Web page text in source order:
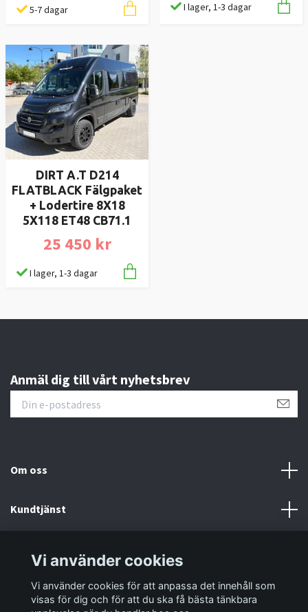
5-7 dagar I lager, 1-3 dagar
DIRT A.T D214
FLATBLACK Fälgpaket
+ Lodertire 8X18
5X118 ET48 CB71.1
25 450 kr
I lager, 1-3 dagar
Anmäl dig till vårt nyhetsbrev
Om oss
Kundtjänst
Sociala medier
Vi använder cookies
Vi använder cookies för att anpassa det innehåll som
visas för dig och för att du ska få bästa tänkbara